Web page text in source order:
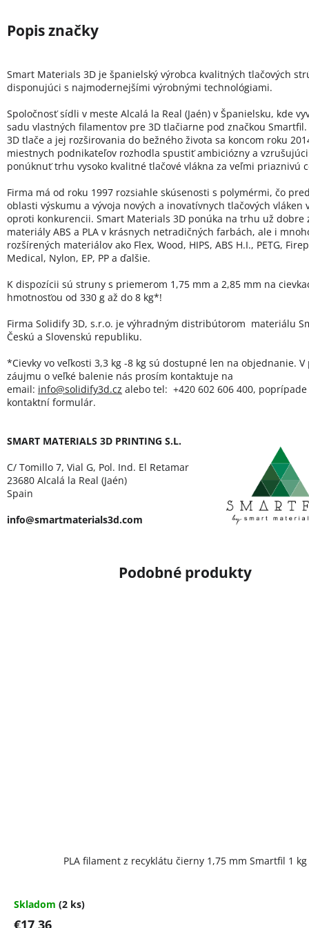
PLA filament z recyklátu čierny 1,75 mm Smartfil 1 kg
Skladom (2 ks)
Smart Materials 3D je španielský výrobca kvalitných tlačových
disponujúci s najmodernejšími výrobnými technológiami.
Spoločnosť sídli v meste Alcalá la Real (Jaén) v Španielsku, kde
sadu vlastných filamentov pre 3D tlačiarne pod značkou Smartfil.
3D tlače a jej rozširovania do bežného života sa koncom roku
miestnych podnikateľov rozhodla spustiť ambiciózny a
ponúknuť trhu vysoko kvalitné tlačové vlákna za veľmi priaznivú
Firma má od roku 1997 rozsiahle skúsenosti s polymérmi, čo
oblasti výskumu a vývoja nových a inovatívnych tlačových vláken
oproti konkurencii. Smart Materials 3D ponúka na trhu už dobre
materiály ABS a PLA v krásnych netradičných farbách, ale i
rozšírených materiálov ako Flex, Wood, HIPS, ABS H.I., PETG,
Medical, Nylon, EP, PP a ďalšie.
K dispozícii sú struny s priemerom 1,75 mm a 2,85 mm na
hmotnosťou od 330 g až do 8 kg*!
Firma Solidify 3D, s.r.o. je výhradným distribútorom materiálu
Českú a Slovenskú republiku.
*Cievky vo veľkosti 3,3 kg -8 kg sú dostupné len na objednanie.
záujmu o veľké balenie nás prosím kontaktuje na
email: info@solidify3d.cz alebo tel: +420 602 606 400,
kontaktní formulár.
SMART MATERIALS 3D PRINTING S.L.
C/ Tomillo 7, Vial G, Pol. Ind. El Retamar
23680 Alcalá la Real (Jaén)
Spain
info@smartmaterials3d.com